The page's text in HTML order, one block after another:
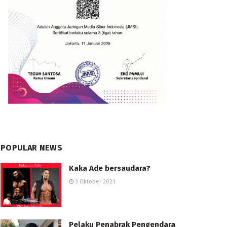
POPULAR NEWS
Kaka Ade bersaudara?
3 Oktober 2021
Pelaku Penabrak Pengendara